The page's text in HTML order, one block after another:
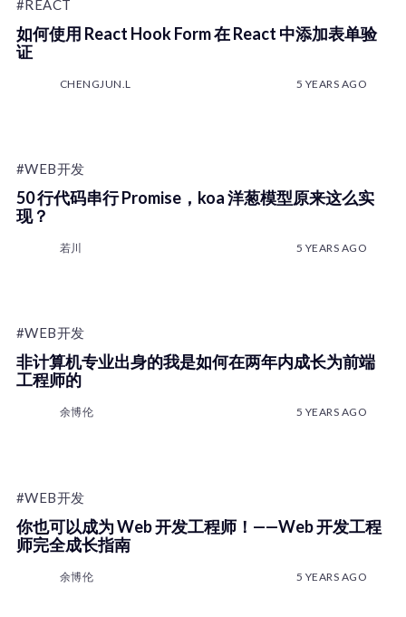
#REACT
如何使用 React Hook Form 在 React 中添加表单验
证
CHENGJUN.L 5 YEARS AGO
#WEB开发
50 行代码串行 Promise，koa 洋葱模型原来这么实
现？
若川 5 YEARS AGO
#WEB开发
非计算机专业出身的我是如何在两年内成长为前端
工程师的
余博伦 5 YEARS AGO
#WEB开发
你也可以成为 Web 开发工程师！——Web 开发工程
师完全成长指南
余博伦 5 YEARS AGO